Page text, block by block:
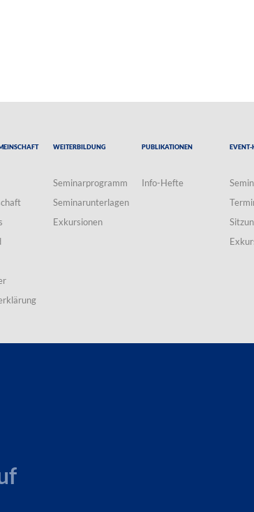
Weiterbildung
Seminarprogramm
Seminarunterlagen
Exkursionen
Publikationen
Info-Hefte